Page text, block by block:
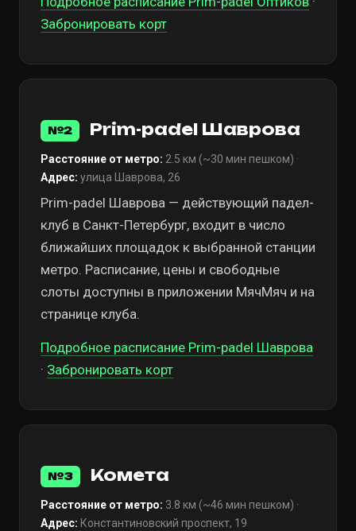
Забронировать корт
№2 Prim-padel Шаврова
Расстояние от метро: 2.5 км (~30 мин пешком) ·
Адрес: улица Шаврова, 26
Prim-padel Шаврова — действующий падел-
клуб в Санкт-Петербург, входит в число
ближайших площадок к выбранной станции
метро. Расписание, цены и свободные
слоты доступны в приложении МячМяч и на
странице клуба.
Подробное расписание Prim-padel Шаврова
· Забронировать корт
№3 Комета
Расстояние от метро: 3.8 км (~46 мин пешком) ·
Адрес: Константиновский проспект, 19